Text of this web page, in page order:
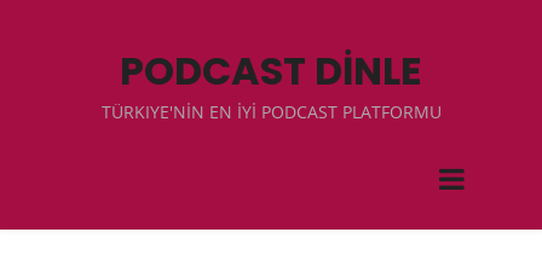
PODCAST DİNLE
TÜRKIYE'NİN EN İYİ PODCAST PLATFORMU